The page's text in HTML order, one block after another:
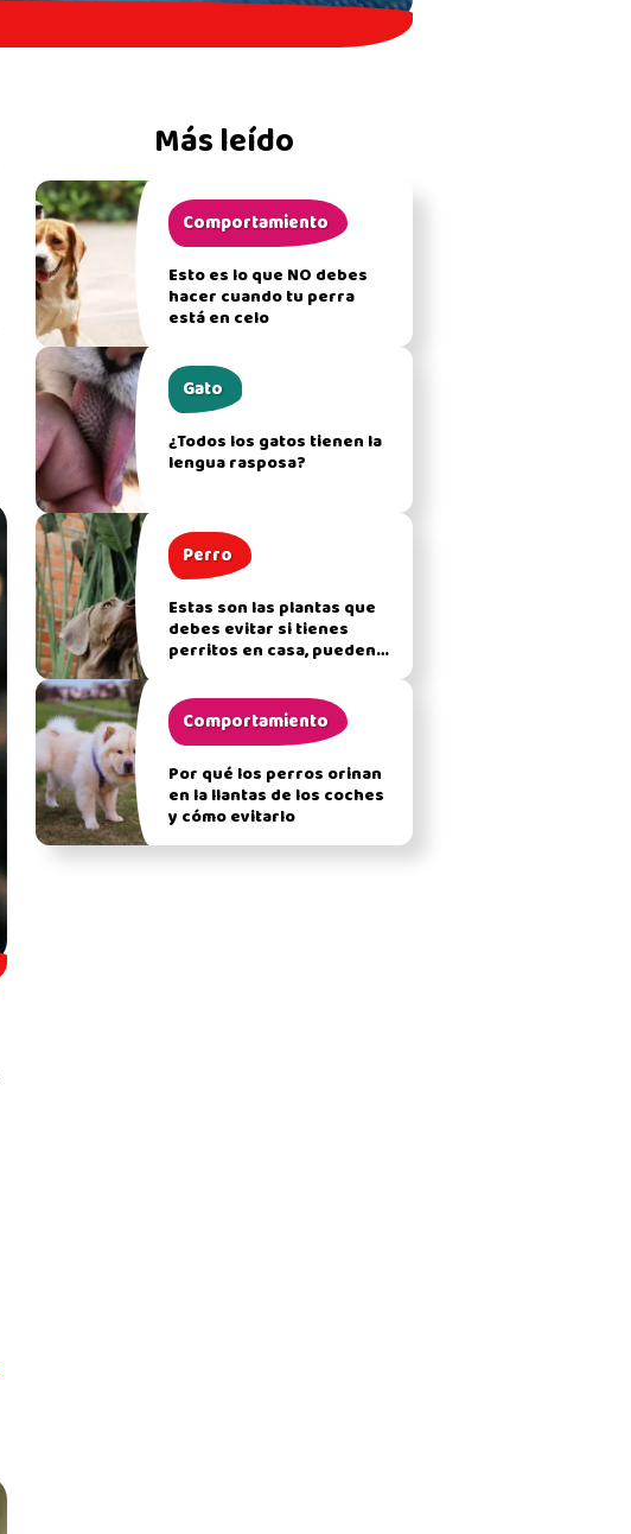
Más leído
Comportamiento
Esto es lo que NO debes
hacer cuando tu perra
está en celo
Gato
¿Todos los gatos tienen la
lengua rasposa?
Perro
Estas son las plantas que
debes evitar si tienes
perritos en casa, pueden
Comportamiento
Por qué los perros orinan
en la llantas de los coches
y cómo evitarlo